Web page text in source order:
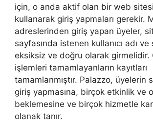
için, o anda aktif olan bir web
kullanarak giriş yapmaları gerekir.
adreslerinden giriş yapan üyeler,
sayfasında istenen kullanıcı adı ve
eksiksiz ve doğru olarak girmelidir.
işlemleri tamamlayanların kayıtları
tamamlanmıştır. Palazzo, üyelerin
giriş yapmasına, birçok etkinlik ve
beklemesine ve birçok hizmetle
olanak tanır.